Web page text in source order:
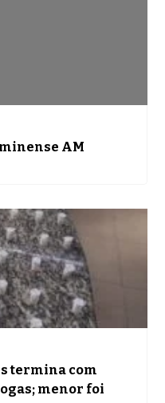
AM
termina com
menor foi